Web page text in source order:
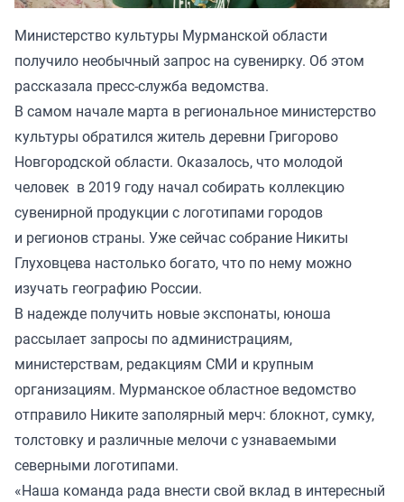
Министерство культуры Мурманской области
получило необычный запрос на сувенирку. Об этом
рассказала пресс-служба ведомства.
В самом начале марта в региональное министерство
культуры обратился житель деревни Григорово
Новгородской области. Оказалось, что молодой
человек в 2019 году начал собирать коллекцию
сувенирной продукции с логотипами городов
и регионов страны. Уже сейчас собрание Никиты
Глуховцева настолько богато, что по нему можно
изучать географию России.
В надежде получить новые экспонаты, юноша
рассылает запросы по администрациям,
министерствам, редакциям СМИ и крупным
организациям. Мурманское областное ведомство
отправило Никите заполярный мерч: блокнот, сумку,
толстовку и различные мелочи с узнаваемыми
северными логотипами.
«Наша команда рада внести свой вклад в интересный